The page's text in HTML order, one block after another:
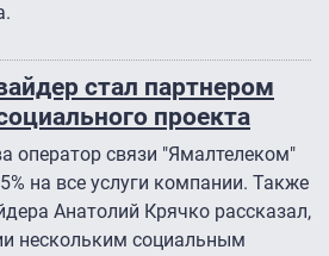
стал партнером
проекта
оператор связи "Ямалтелеком"
на все услуги компании. Также
Анатолий Крячко рассказал,
нескольким социальным